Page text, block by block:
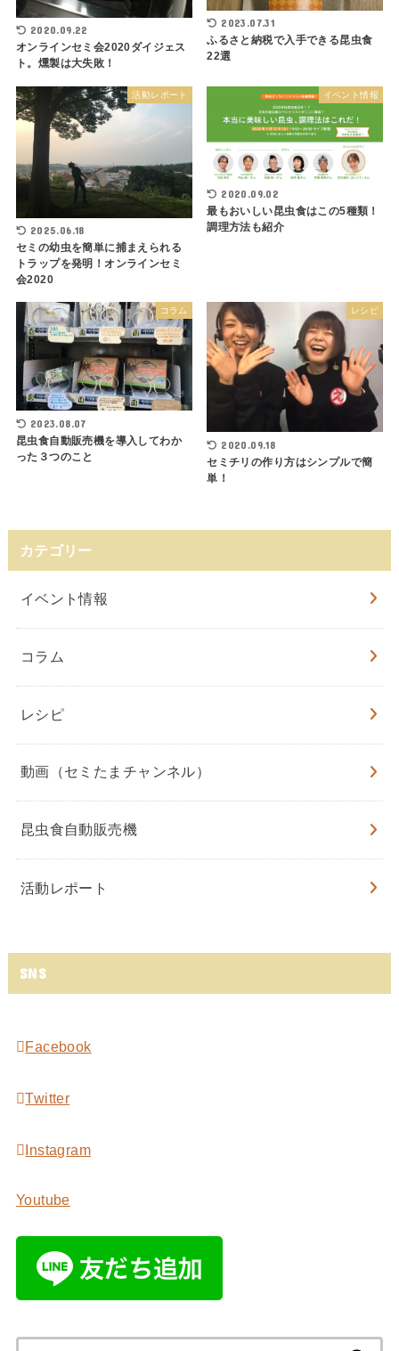
2020.09.22
オンラインセミ会2020ダイジェス
ト。燻製は大失敗！
2023.07.31
ふるさと納税で入手できる昆虫食
22選
活動レポート
2025.06.18
セミの幼虫を簡単に捕まえられる
トラップを発明！オンラインセミ
会2020
イベント情報
2020.09.02
最もおいしい昆虫食はこの5種類！
調理方法も紹介
コラム
2023.08.07
昆虫食自動販売機を導入してわか
った３つのこと
レシピ
2020.09.18
セミチリの作り方はシンプルで簡
単！
カテゴリー
イベント情報
コラム
レシピ
動画（セミたまチャンネル）
昆虫食自動販売機
活動レポート
SNS
Facebook
Twitter
Instagram
Youtube